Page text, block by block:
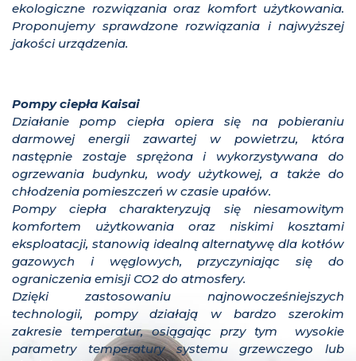
ekologiczne rozwiązania oraz komfort użytkowania.
Proponujemy sprawdzone rozwiązania i najwyższej
jakości urządzenia.
Pompy ciepła Kaisai
Działanie pomp ciepła opiera się na pobieraniu
darmowej energii zawartej w powietrzu, która
następnie zostaje sprężona i wykorzystywana do
ogrzewania budynku, wody użytkowej, a także do
chłodzenia pomieszczeń w czasie upałów.
Pompy ciepła charakteryzują się niesamowitym
komfortem użytkowania oraz niskimi kosztami
eksploatacji, stanowią idealną alternatywę dla kotłów
gazowych i węglowych, przyczyniając się do
ograniczenia emisji CO2 do atmosfery.
Dzięki zastosowaniu najnowocześniejszych
technologii, pompy działają w bardzo szerokim
zakresie temperatur, osiągając przy tym wysokie
parametry temperatury systemu grzewczego lub